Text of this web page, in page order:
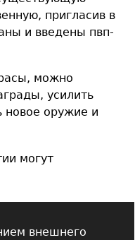
пригласив в
и введены пвп-
можно
усилить
новое оружие и
могут
внешнего